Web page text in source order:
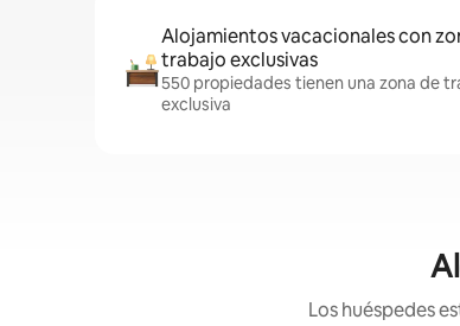
Alojamientos vacacionales con
trabajo exclusivas
550 propiedades tienen una zona de
exclusiva
Los huéspedes